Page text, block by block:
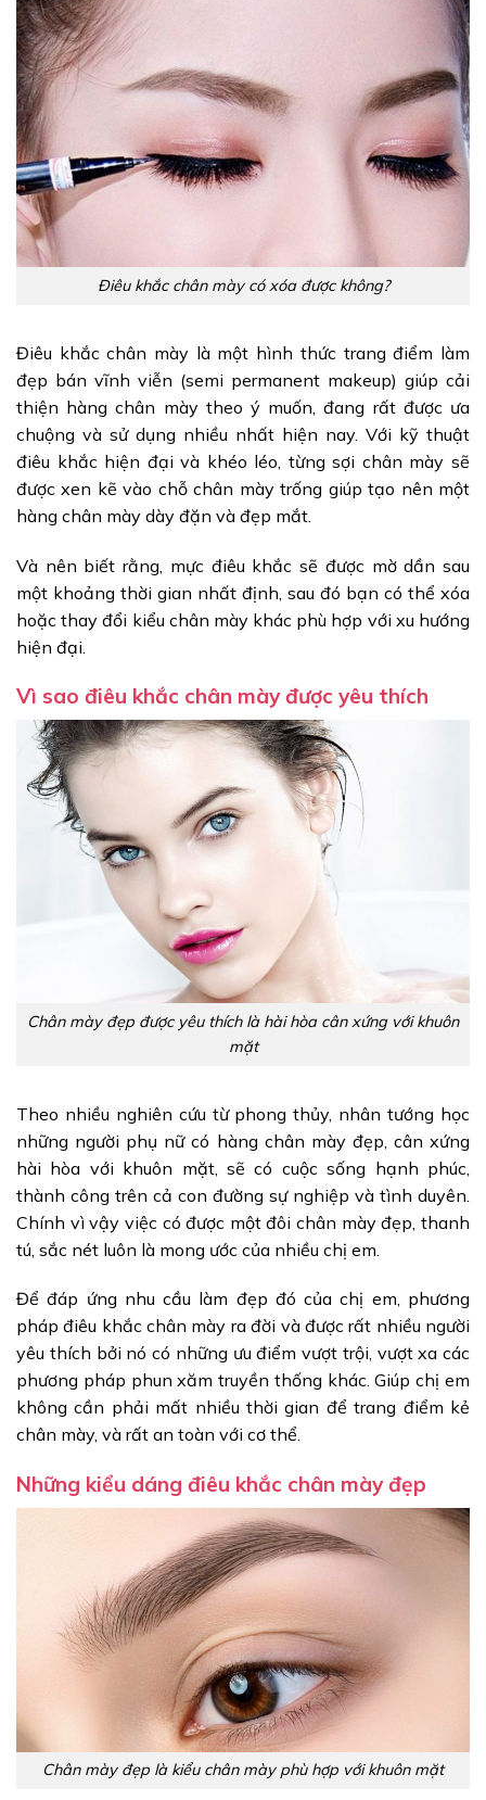
Điêu khắc chân mày có xóa được không?
Điêu khắc chân mày là một hình thức trang điểm làm
đẹp bán vĩnh viễn (semi permanent makeup) giúp cải
thiện hàng chân mày theo ý muốn, đang rất được ưa
chuộng và sử dụng nhiều nhất hiện nay. Với kỹ thuật
điêu khắc hiện đại và khéo léo, từng sợi chân mày sẽ
được xen kẽ vào chỗ chân mày trống giúp tạo nên một
hàng chân mày dày đặn và đẹp mắt.
Và nên biết rằng, mực điêu khắc sẽ được mờ dần sau
một khoảng thời gian nhất định, sau đó bạn có thể xóa
hoặc thay đổi kiểu chân mày khác phù hợp với xu hướng
hiện đại.
Vì sao điêu khắc chân mày được yêu thích
Chân mày đẹp được yêu thích là hài hòa cân xứng với khuôn
mặt
Theo nhiều nghiên cứu từ phong thủy, nhân tướng học
những người phụ nữ có hàng chân mày đẹp, cân xứng
hài hòa với khuôn mặt, sẽ có cuộc sống hạnh phúc,
thành công trên cả con đường sự nghiệp và tình duyên.
Chính vì vậy việc có được một đôi chân mày đẹp, thanh
tú, sắc nét luôn là mong ước của nhiều chị em.
Để đáp ứng nhu cầu làm đẹp đó của chị em, phương
pháp điêu khắc chân mày ra đời và được rất nhiều người
yêu thích bởi nó có những ưu điểm vượt trội, vượt xa các
phương pháp phun xăm truyền thống khác. Giúp chị em
không cần phải mất nhiều thời gian để trang điểm kẻ
chân mày, và rất an toàn với cơ thể.
Những kiểu dáng điêu khắc chân mày đẹp
Chân mày đẹp là kiểu chân mày phù hợp với khuôn mặt